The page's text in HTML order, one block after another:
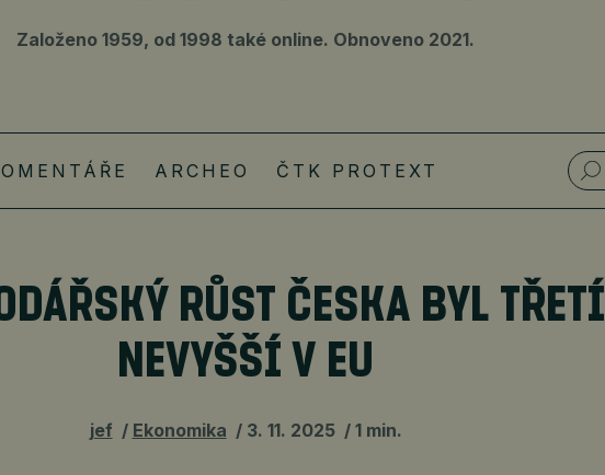
Založeno 1959, od 1998 také online. Obnoveno 2021.
ARCHEO ČTK PROTEXT
RŮST ČESKA BYL TŘETÍ
NEVYŠŠÍ V EU
jef Ekonomika 3. 11. 2025 1 min.